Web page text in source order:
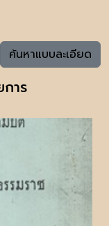
ค้นหาแบบละเอียด
าร